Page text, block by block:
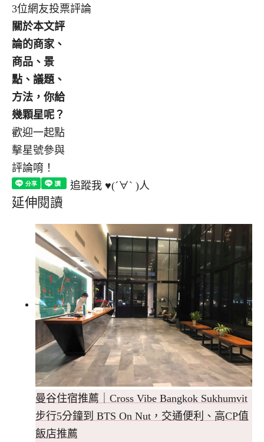
3位網友投票評論
關於本文評
論的商家、
商品、景
點、議題、
方法，你給
幾顆星呢？
歡迎一起點
擊星號參與
評論唷！
追蹤我 ♥(´∀` )人
延伸閱讀
曼谷住宿推薦｜Cross Vibe Bangkok Sukhumvit
步行5分鐘到 BTS On Nut，交通便利、高CP值
飯店推薦